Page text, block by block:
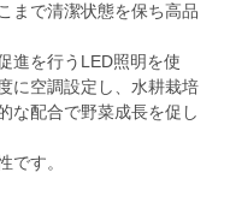
まで清潔状態を保ち高品
進を行うLED照明を使
に空調設定し、水耕栽培
な配合で野菜成長を促し
です。